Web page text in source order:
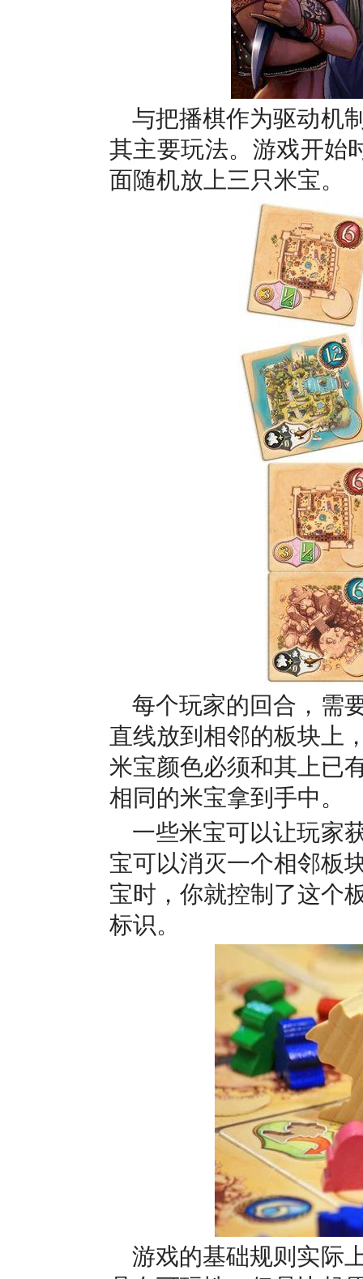
与把播棋作为驱动机
其主要玩法。游戏开始
面随机放上三只米宝。
每个玩家的回合，需
直线放到相邻的板块上
米宝颜色必须和其上已
相同的米宝拿到手中。
一些米宝可以让玩家
宝可以消灭一个相邻板
宝时，你就控制了这个
标识。
游戏的基础规则实际